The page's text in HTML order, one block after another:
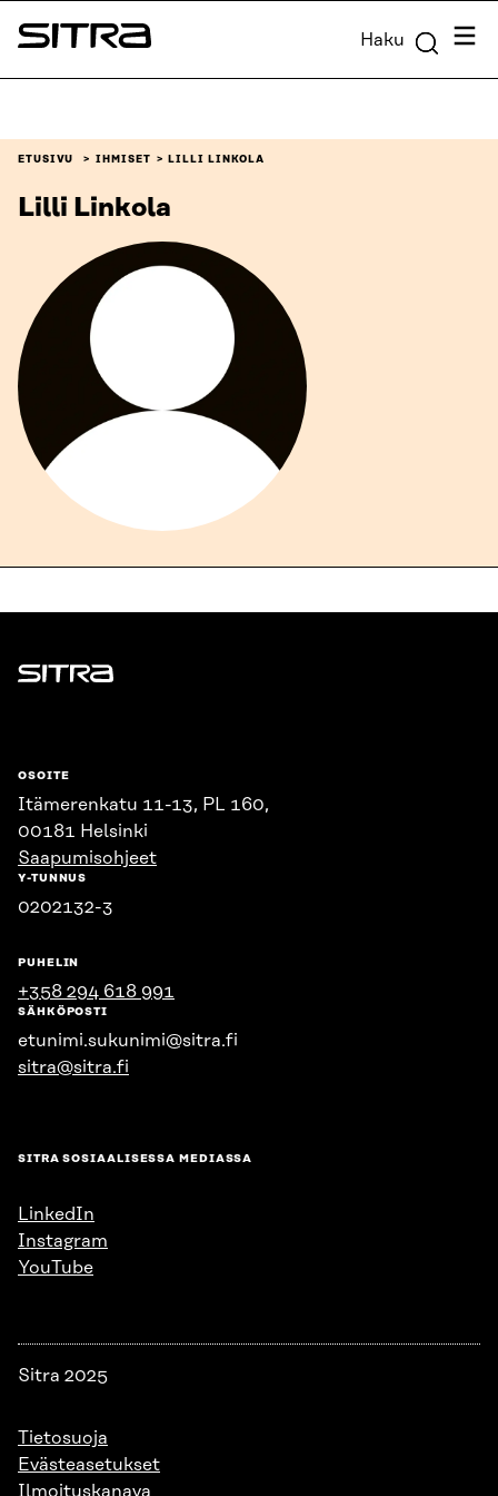
Siirry
suoraan
Sitra Haku
ETUSIVU IHMISET LILLI LINKOLA
Lilli Linkola
Sitra
OSOITE
Itämerenkatu 11-13, PL 160,
00181 Helsinki
Saapumisohjeet
Y-TUNNUS
0202132-3
PUHELIN
+358 294 618 991
SÄHKÖPOSTI
etunimi.sukunimi@sitra.fi
sitra@sitra.fi
SITRA SOSIAALISESSA MEDIASSA
LinkedIn
Instagram
YouTube
Sitra 2025
Tietosuoja
Evästeasetukset
Ilmoituskanava